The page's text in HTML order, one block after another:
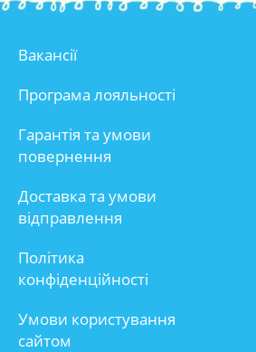
Вакансії
Програма лояльності
Гарантія та умови
повернення
Доставка та умови
відправлення
Політика
конфіденційності
Умови користування
сайтом